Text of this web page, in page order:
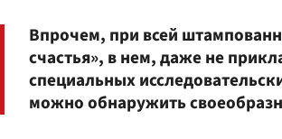
Впрочем, при всей
счастья», в нем, даже не
специальных
можно обнаружить